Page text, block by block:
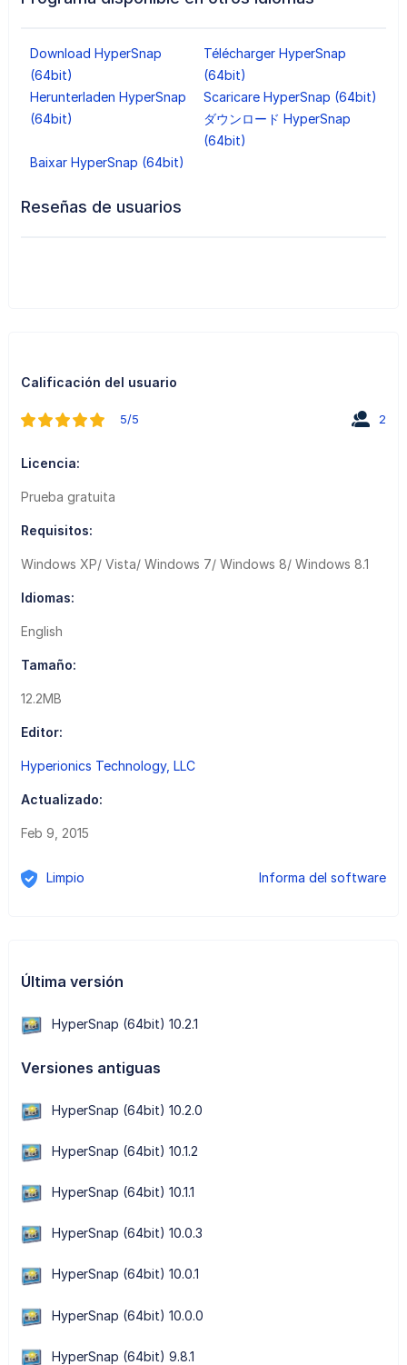
Download HyperSnap
(64bit)
Télécharger HyperSnap
(64bit)
Herunterladen HyperSnap
(64bit)
Scaricare HyperSnap (64bit)
ダウンロード HyperSnap
(64bit)
Baixar HyperSnap (64bit)
Reseñas de usuarios
Calificación del usuario
5/5 2
Licencia:
Prueba gratuita
Requisitos:
Windows XP/ Vista/ Windows 7/ Windows 8/ Windows 8.1
Idiomas:
English
Tamaño:
12.2MB
Editor:
Hyperionics Technology, LLC
Actualizado:
Feb 9, 2015
Limpio Informa del software
Última versión
HyperSnap (64bit) 10.2.1
Versiones antiguas
HyperSnap (64bit) 10.2.0
HyperSnap (64bit) 10.1.2
HyperSnap (64bit) 10.1.1
HyperSnap (64bit) 10.0.3
HyperSnap (64bit) 10.0.1
HyperSnap (64bit) 10.0.0
HyperSnap (64bit) 9.8.1